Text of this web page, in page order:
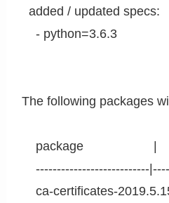
  added / updated specs:
    - python=3.6.3
The following packages
package                    |
---------------------------
ca-certificates-2019.5.15